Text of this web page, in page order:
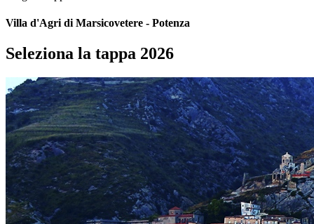
Villa d'Agri di Marsicovetere - Potenza
Seleziona la tappa 2026